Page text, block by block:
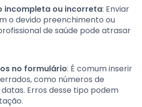
incompleta ou incorreta: Enviar
o devido preenchimento ou
de saúde pode atrasar
no formulário: É comum inserir
como números de
Erros desse tipo podem